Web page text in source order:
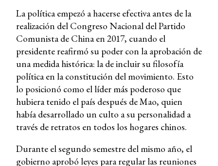
La política empezó a hacerse efectiva antes de la
realización del Congreso Nacional del Partido
Comunista de China en 2017, cuando el
presidente reafirmó su poder con la aprobación de
una medida histórica: la de incluir su filosofía
política en la constitución del movimiento. Esto
lo posicionó como el líder más poderoso que
hubiera tenido el país después de Mao, quien
había desarrollado un culto a su personalidad a
través de retratos en todos los hogares chinos.
Durante el segundo semestre del mismo año, el
gobierno aprobó leyes para regular las reuniones